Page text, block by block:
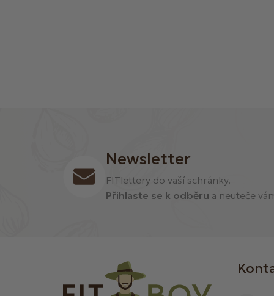
Newsletter
FITlettery do vaší schránky.
Přihlaste se k odběru a neuteče